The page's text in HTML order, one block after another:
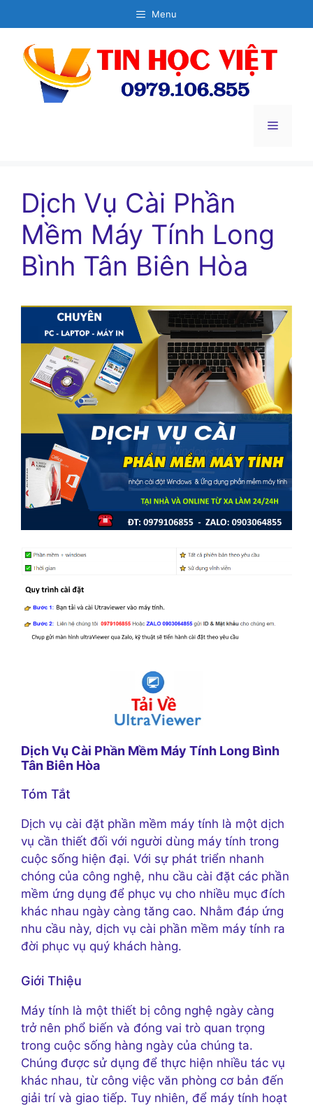
đến
dung
Menu
Menu
Dịch Vụ Cài Phần
Mềm Máy Tính Long
Bình Tân Biên Hòa
Dịch Vụ Cài Phần Mềm Máy Tính Long Bình
Tân Biên Hòa
Tóm Tắt
Dịch vụ cài đặt phần mềm máy tính là một dịch
vụ cần thiết đối với người dùng máy tính trong
cuộc sống hiện đại. Với sự phát triển nhanh
chóng của công nghệ, nhu cầu cài đặt các phần
mềm ứng dụng để phục vụ cho nhiều mục đích
khác nhau ngày càng tăng cao. Nhằm đáp ứng
nhu cầu này, dịch vụ cài phần mềm máy tính ra
đời phục vụ quý khách hàng.
Giới Thiệu
Máy tính là một thiết bị công nghệ ngày càng
trở nên phổ biến và đóng vai trò quan trọng
trong cuộc sống hàng ngày của chúng ta.
Chúng được sử dụng để thực hiện nhiều tác vụ
khác nhau, từ công việc văn phòng cơ bản đến
giải trí và giao tiếp. Tuy nhiên, để máy tính hoạt